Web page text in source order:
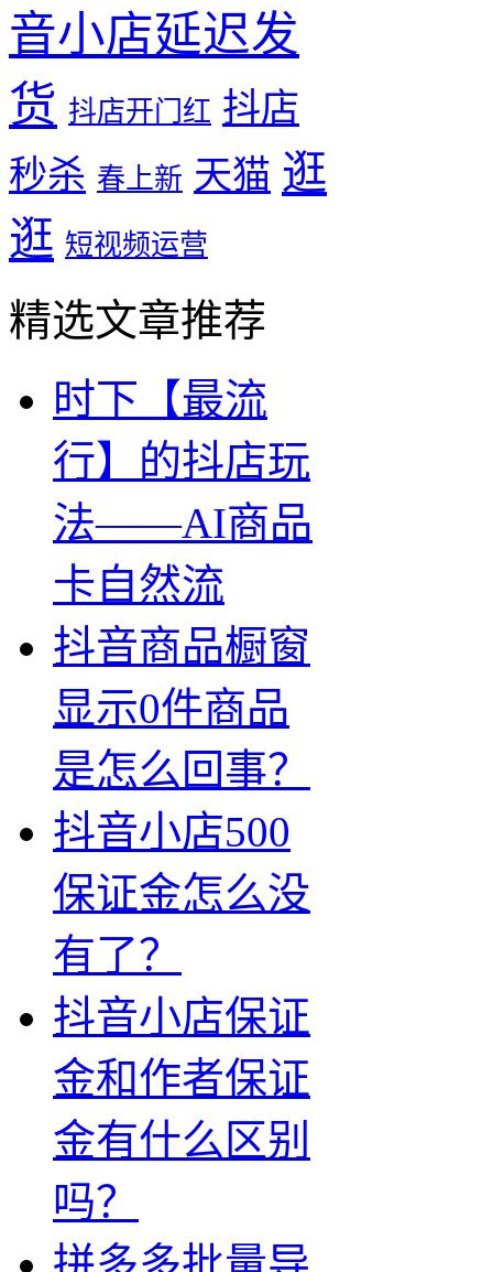
音小店延迟发
货 抖店开门红 抖店
秒杀 春上新 天猫 逛
逛 短视频运营
精选文章推荐
时下【最流
行】的抖店玩
法——AI商品
卡自然流
抖音商品橱窗
显示0件商品
是怎么回事？
抖音小店500
保证金怎么没
有了？
抖音小店保证
金和作者保证
金有什么区别
吗？